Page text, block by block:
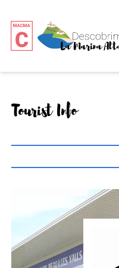
Tourist Info